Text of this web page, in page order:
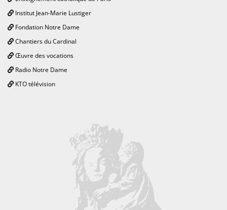
Institut Jean-Marie Lustiger
Fondation Notre Dame
Chantiers du Cardinal
Œuvre des vocations
Radio Notre Dame
KTO télévision